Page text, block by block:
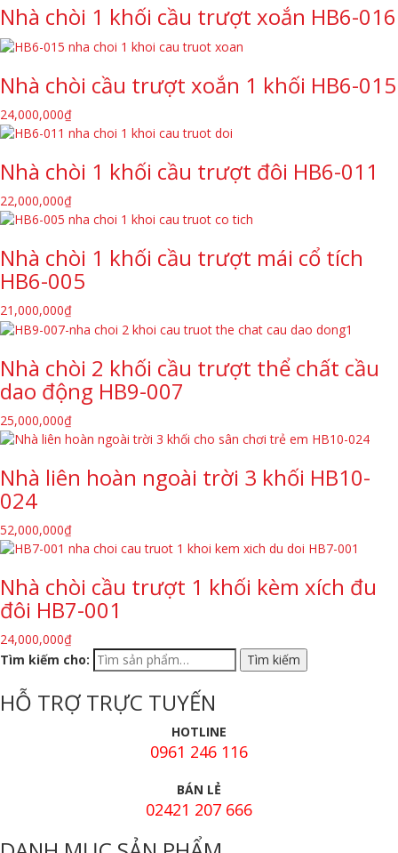
Nhà chòi 1 khối cầu trượt xoắn HB6-016
Nhà chòi cầu trượt xoắn 1 khối HB6-015
24,000,000₫
Nhà chòi 1 khối cầu trượt đôi HB6-011
22,000,000₫
Nhà chòi 1 khối cầu trượt mái cổ tích
HB6-005
21,000,000₫
Nhà chòi 2 khối cầu trượt thể chất cầu
dao động HB9-007
25,000,000₫
Nhà liên hoàn ngoài trời 3 khối HB10-
024
52,000,000₫
Nhà chòi cầu trượt 1 khối kèm xích đu
đôi HB7-001
24,000,000₫
Tìm kiếm cho:
HỖ TRỢ TRỰC TUYẾN
HOTLINE
0961 246 116
BÁN LẺ
02421 207 666